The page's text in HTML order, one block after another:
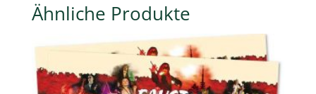
Ähnliche Produkte